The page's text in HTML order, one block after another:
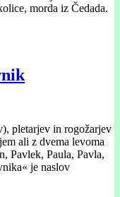
morda iz Čedada.
pletarjev in rogožarjev
ali z dvema levoma
Pavlek, Paula, Pavla,
je naslov